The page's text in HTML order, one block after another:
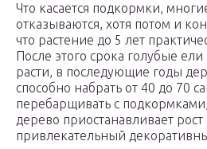
Что касается подкормки,
отказываются, хотя потом и
что растение до 5 лет
После этого срока голубые
расти, в последующие годы
способно набрать от 40 до 70
перебарщивать с
дерево приостанавливает
привлекательный